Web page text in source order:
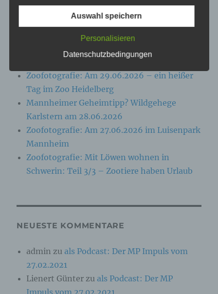
Zoofotografie: Am 29.06.2026 – ein heißer
Tag im Zoo Heidelberg
Mannheimer Geheimtipp? Wildgehege
Karlstern am 28.06.2026
Zoofotografie: Am 27.06.2026 im Luisenpark
Mannheim
Zoofotografie: Mit Löwen wohnen in
Schwerin: Teil 3/3 – Zootiere haben Urlaub
NEUESTE KOMMENTARE
admin zu als Podcast: Der MP Impuls vom
27.02.2021
Lienert Günter zu als Podcast: Der MP
a) personenbezogene Daten
Personenbezogene Daten sind alle
Informationen, die sich auf eine identifizierte
oder identifizierbare natürliche Person (im
identifizierbar wird eine natürliche Person
angesehen, die direkt oder indirekt,
insbesondere mittels Zuordnung zu einer
Kennung wie einem Namen, zu einer
Kennnummer, zu Standortdaten, zu einer
Online-Kennung oder zu einem oder mehreren
besonderen Merkmalen, die Ausdruck der
physischen, physiologischen, genetischen,
psychischen, wirtschaftlichen, kulturellen oder
sozialen Identität dieser natürlichen Person
sind, identifiziert werden kann.
identifizierbare natürliche Person, deren
werden.
c) Verarbeitung
Auswahl speichern
Personalisieren
Datenschutzbedingungen